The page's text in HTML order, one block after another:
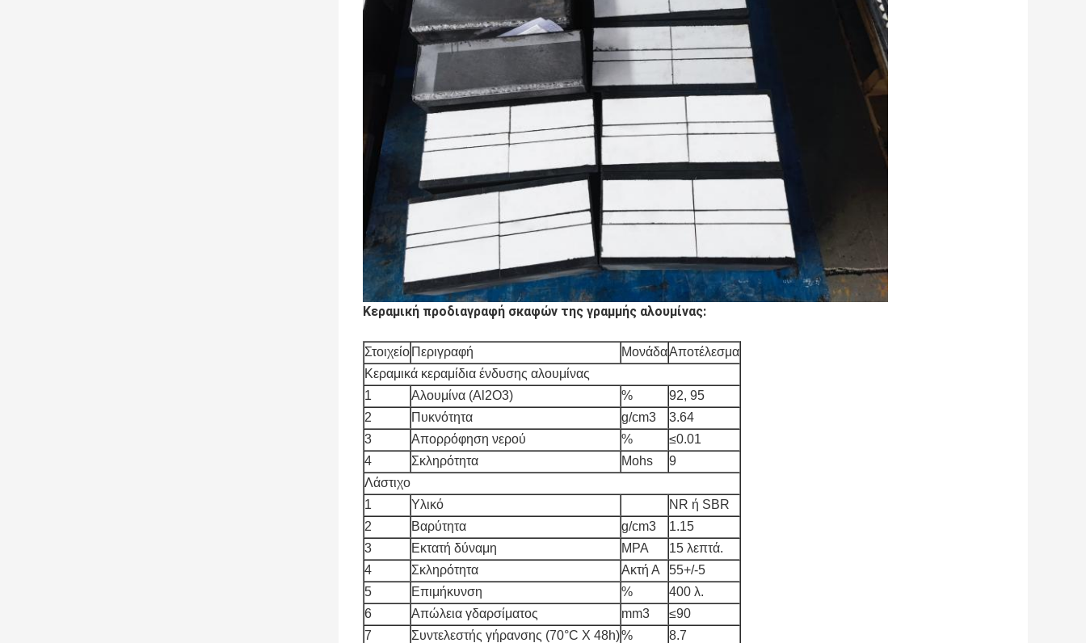
Κεραμική προδιαγραφή σκαφών της γραμμής αλουμίνας:
Στοιχείο Περιγραφή ΜονάδαΑποτέλεσμα
Κεραμικά κεραμίδια ένδυσης αλουμίνας
1
Αλουμίνα (Al2O3) %
92, 95
2
Πυκνότητα g/cm3
3.64
3
Απορρόφηση νερού %
≤0.01
4
Σκληρότητα Mohs
9
Λάστιχο
1
Υλικό
NR ή SBR
2
Βαρύτητα g/cm3
1.15
3
Εκτατή δύναμη MPA
15 λεπτά.
4
Σκληρότητα Ακτή Α
55+/-5
5
Επιμήκυνση %
400 λ.
6
Απώλεια γδαρσίματος mm3
≤90
7
Συντελεστής γήρανσης (70°C Χ 48h)% 8.7